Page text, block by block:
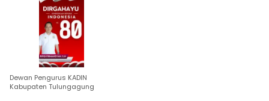
Dewan Pengurus KADIN
Kabupaten Tulungagung